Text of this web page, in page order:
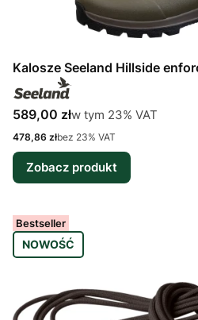
Kalosze Seeland Hillside
Cena brutto
589,00 złw tym %s VAT
w tym 23% VAT
Cena netto
478,86 złbez 23% VAT
Zobacz produkt
Bestseller
NOWOŚĆ